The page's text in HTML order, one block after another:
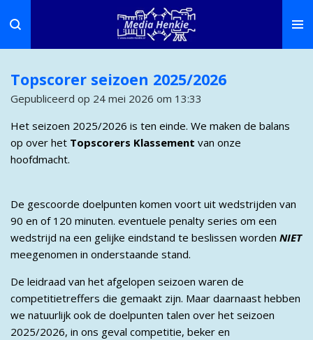
direct
naar
hoofdinhoud
Topscorer seizoen 2025/2026
Gepubliceerd op 24 mei 2026 om 13:33
Het seizoen 2025/2026 is ten einde. We maken de balans
op over het Topscorers Klassement van onze
hoofdmacht.
De gescoorde doelpunten komen voort uit wedstrijden van
90 en of 120 minuten. eventuele penalty series om een
wedstrijd na een gelijke eindstand te beslissen worden NIET
meegenomen in onderstaande stand.
De leidraad van het afgelopen seizoen waren de
competitietreffers die gemaakt zijn. Maar daarnaast hebben
we natuurlijk ook de doelpunten talen over het seizoen
2025/2026, in ons geval competitie, beker en